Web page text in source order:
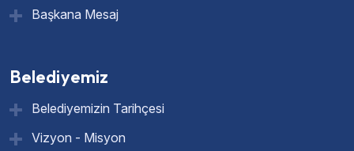
Başkana Mesaj
Belediyemiz
Belediyemizin Tarihçesi
Vizyon - Misyon